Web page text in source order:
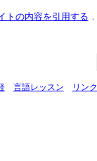
トの内容を引用する ．
． 言語レッスン リンク